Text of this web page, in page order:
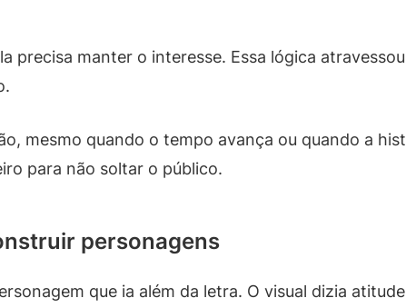
precisa manter o interesse. Essa lógica
mesmo quando o tempo avança ou quando a
para não soltar o público.
personagens
que ia além da letra. O visual dizia